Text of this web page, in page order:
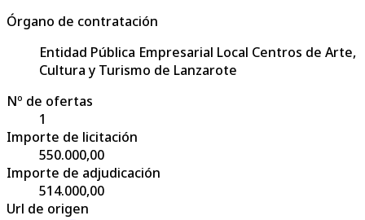
Órgano de contratación
Entidad Pública Empresarial Local Centros de Arte,
Cultura y Turismo de Lanzarote
Nº de ofertas
1
Importe de licitación
550.000,00
Importe de adjudicación
514.000,00
Url de origen